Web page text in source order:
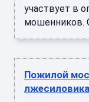
участвует в
мошенников.
Пожилой